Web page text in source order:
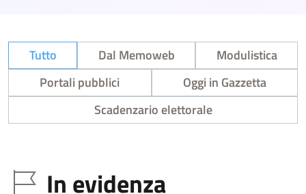
Tutto Dal Memoweb
Modulistica
Portali pubblici
Oggi in Gazzetta
Scadenzario elettorale
In evidenza